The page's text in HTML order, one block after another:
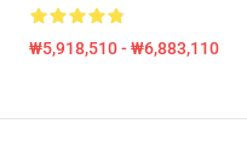
₩5,918,510 - ₩6,883,110